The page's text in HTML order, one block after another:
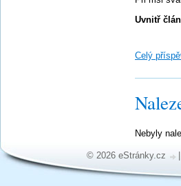
Uvnitř
Celý
Nebyly
© 2026 eStránky.cz